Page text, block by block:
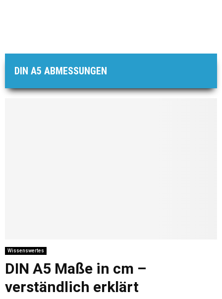
DIN A5 ABMESSUNGEN
Wissenswertes
DIN A5 Maße in cm –
verständlich erklärt